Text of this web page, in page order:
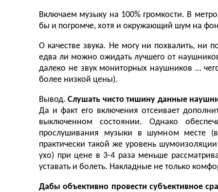
Включаем музыку на 100% громкости. В
бы и погромче, хотя и окружающий шум на
О качестве звука. Не могу ни похвалить, ни
едва ли можно ожидать лучшего от
далеко не звук мониторных наушников …
более низкой цены).
Вывод.Слушать чисто тишину данные
Да и факт его включения отсеивает
выключенном состоянии. Однако
прослушивания музыки в шумном месте
практически такой же уровень
ухо) при цене в 3-4 раза меньше
уставать и болеть. Накладные не только
Дабы объективно провести субъективное